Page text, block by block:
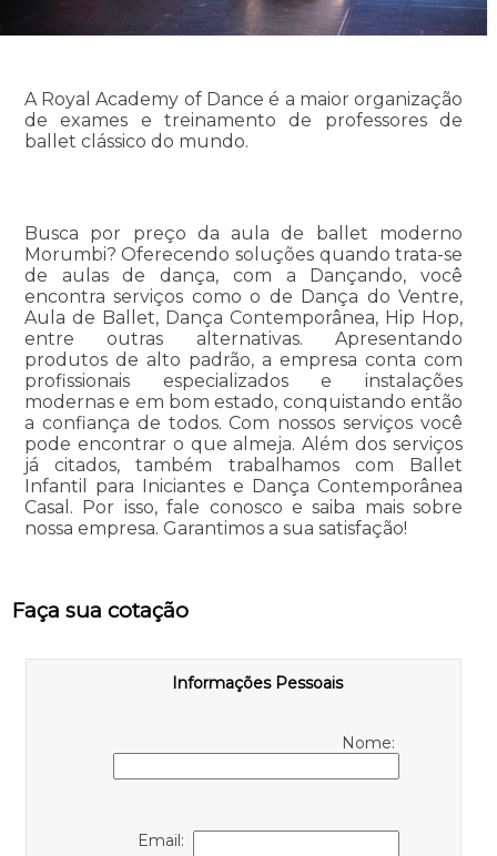
A Royal Academy of Dance é a maior organização
de exames e treinamento de professores de
ballet clássico do mundo.
Busca por preço da aula de ballet moderno
Morumbi? Oferecendo soluções quando trata-se
de aulas de dança, com a Dançando, você
encontra serviços como o de Dança do Ventre,
Aula de Ballet, Dança Contemporânea, Hip Hop,
entre outras alternativas. Apresentando
produtos de alto padrão, a empresa conta com
profissionais especializados e instalações
modernas e em bom estado, conquistando então
a confiança de todos. Com nossos serviços você
pode encontrar o que almeja. Além dos serviços
já citados, também trabalhamos com Ballet
Infantil para Iniciantes e Dança Contemporânea
Casal. Por isso, fale conosco e saiba mais sobre
nossa empresa. Garantimos a sua satisfação!
Faça sua cotação
Informações Pessoais
Nome:
Email: